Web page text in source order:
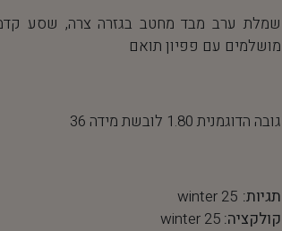
שמלת ערב מבד מחטב בגזרה צרה, שסע
מושלמים עם פפיון תואם
גובה הדוגמנית 1.80 לובשת מידה 36
תגיות: winter 25
קולקציה:winter 25